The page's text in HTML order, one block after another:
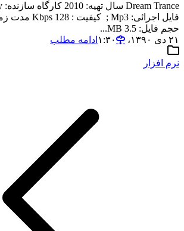
حجم فایل: 3.5 MB...
۲۱ دی ۱۳۹۰،‏ ۱:۳۰
ادامه مطلب
نرم افزار